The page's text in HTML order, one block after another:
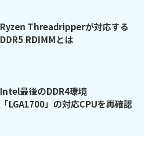
Ryzen Threadripperが対応する
DDR5 RDIMMとは
Intel最後のDDR4環境
「LGA1700」の対応CPUを再確認